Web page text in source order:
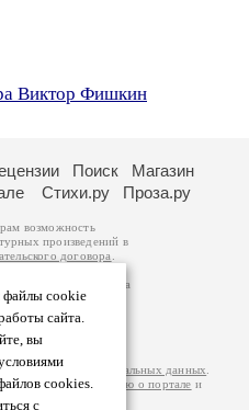
Виктор Фишкин
cookie
сайта.
вы
cookies.
с
Поиск
Магазин
Стихи.ру Проза.ру
возможность
произведений в
договора
авторам
возможна
вы можете
Ответственность за
на
обработки персональных данных
информацию о портале и